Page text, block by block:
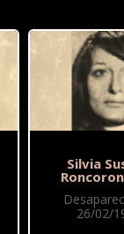
Silvia
26/02/